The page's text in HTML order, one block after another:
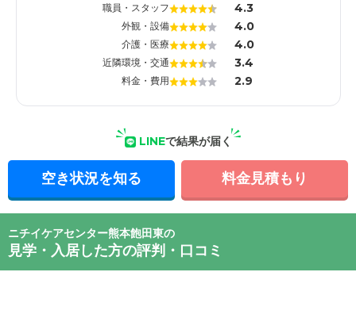
職員・スタッフ 4.3
外観・設備 4.0
介護・医療 4.0
近隣環境・交通 3.4
料金・費用 2.9
LINEで結果が届く
空き状況を知る 料金見積もり
ニチイケアセンター熊本飽田東の
見学・入居した方の評判・口コミ